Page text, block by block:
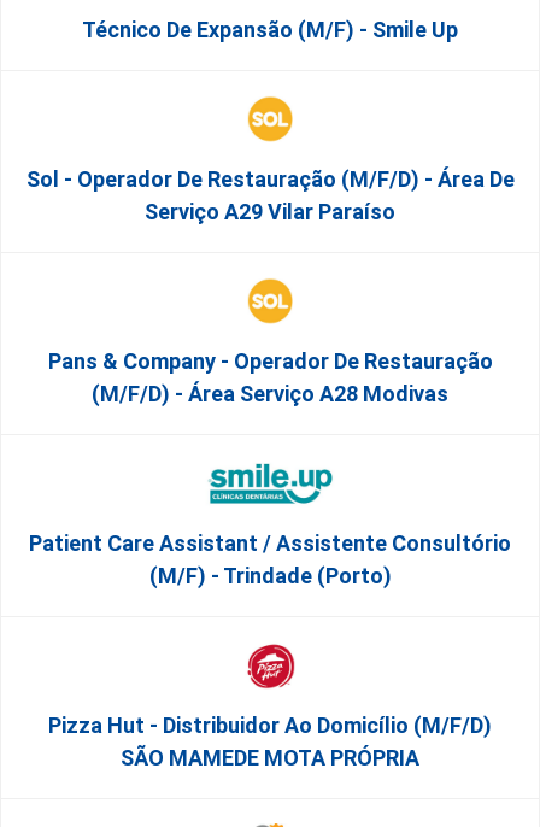
Técnico De Expansão (M/F) - Smile Up
Sol - Operador De Restauração (m/f/d) - Área De
Serviço A29 Vilar Paraíso
Pans & Company - Operador De Restauração
(m/f/d) - Área Serviço A28 Modivas
Patient Care Assistant / Assistente Consultório
(M/F) - Trindade (Porto)
Pizza Hut - Distribuidor Ao Domicílio (m/f/d)
SÃO MAMEDE MOTA PRÓPRIA